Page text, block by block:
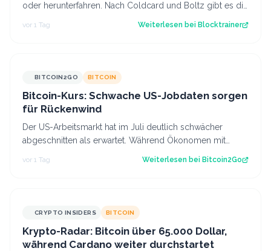
oder herunterfahren. Nach Coldcard und Boltz gibt es die
vor 1 Tag Weiterlesen bei Blocktrainer
BITCOIN2GO BITCOIN
Bitcoin-Kurs: Schwache US-Jobdaten sorgen
für Rückenwind
Der US-Arbeitsmarkt hat im Juli deutlich schwächer
abgeschnitten als erwartet. Während Ökonomen mit
einem Stellenaufbau gerechnet hatten, gi…
vor 1 Tag Weiterlesen bei Bitcoin2Go
CRYPTO INSIDERS BITCOIN
Krypto-Radar: Bitcoin über 65.000 Dollar,
während Cardano weiter durchstartet